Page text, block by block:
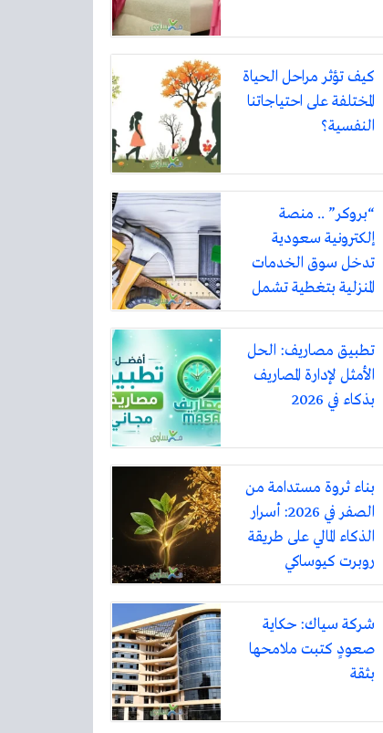
كيف تؤثر مراحل الحياة
المختلفة على احتياجاتنا
النفسية؟
“بروكر” .. منصة
إلكترونية سعودية
تدخل سوق الخدمات
المنزلية بتغطية تشمل
أكثر من ثلاثين مدينة
تطبيق مصاريف: الحل
الأمثل لإدارة المصاريف
بذكاء في 2026
بناء ثروة مستدامة من
الصفر في 2026: أسرار
الذكاء المالي على طريقة
روبرت كيوساكي
شركة سياك: حكاية
صعودٍ كتبت ملامحها
بثقة